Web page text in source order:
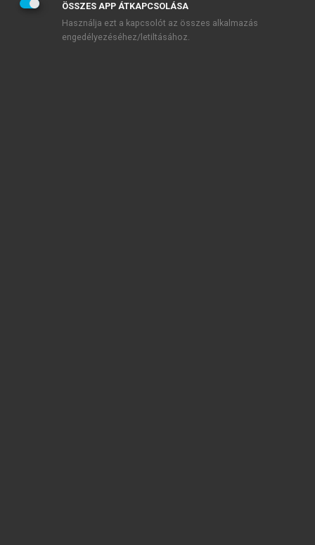
ÖSSZES APP ÁTKAPCSOLÁSA
Használja ezt a kapcsolót az összes alkalmazás
engedélyezéséhez/letiltásához.